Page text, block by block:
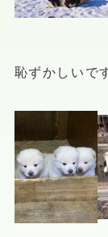
恥ずかしいで